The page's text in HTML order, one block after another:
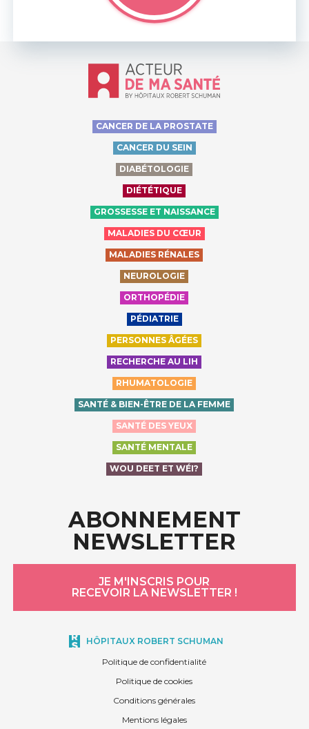
Accueil - Acteur de ma santé, by
CANCER DE LA PROSTATE
CANCER DU SEIN
DIABÉTOLOGIE
DIÉTÉTIQUE
GROSSESSE ET NAISSANCE
MALADIES DU CŒUR
MALADIES RÉNALES
NEUROLOGIE
ORTHOPÉDIE
PÉDIATRIE
PERSONNES ÂGÉES
RECHERCHE AU LIH
RHUMATOLOGIE
SANTÉ & BIEN-ÊTRE DE LA FEMME
SANTÉ DES YEUX
SANTÉ MENTALE
WOU DEET ET WÉI?
ABONNEMENT
NEWSLETTER
JE M'INSCRIS POUR
RECEVOIR LA NEWSLETTER !
HÔPITAUX ROBERT SCHUMAN
Politique de confidentialité
Politique de cookies
Conditions générales
Mentions légales